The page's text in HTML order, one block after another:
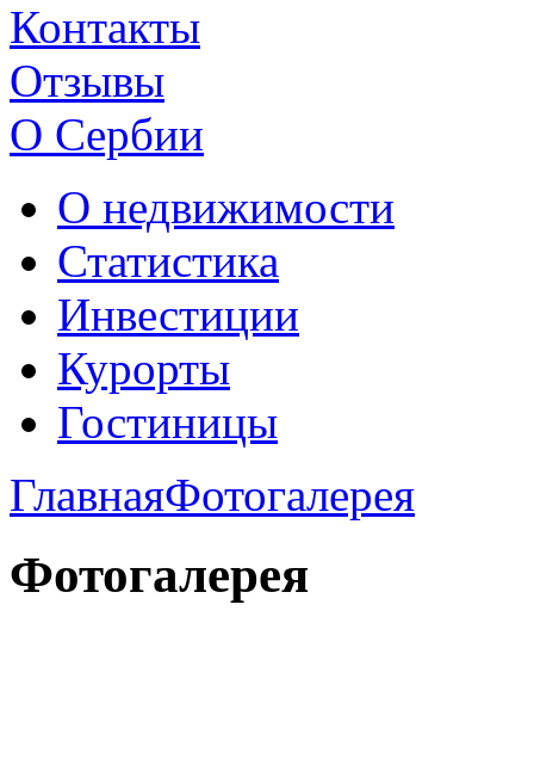
Контакты
Отзывы
О Сербии
О недвижимости
Статистика
Инвестиции
Курорты
Гостиницы
ГлавнаяФотогалерея
Фотогалерея